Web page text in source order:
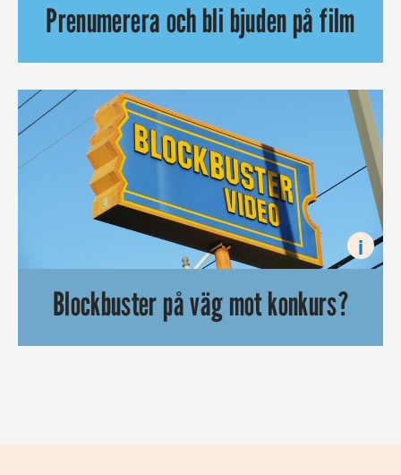
Prenumerera och bli bjuden på film
Du har väl inte missat vårt nyhetsbrev? Du som
i
Blockbuster på väg mot konkurs?
Ryktet säger att den hårt sargade amerikanska